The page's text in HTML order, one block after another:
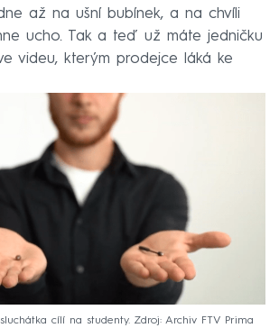
až na ušní bubínek, a na chvíli
ucho. Tak a teď už máte jedničku
videu, kterým prodejce láká ke
cílí na studenty. Zdroj: Archiv FTV Prima